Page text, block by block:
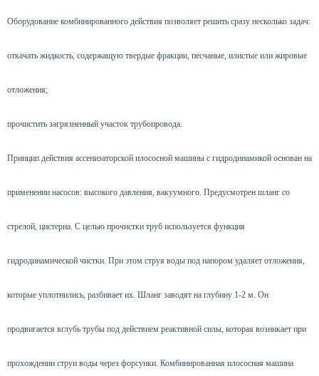
Оборудование комбинированного действия позволяет решить сразу несколько задач:
откачать жидкость, содержащую твердые фракции, песчаные, илистые или жировые
отложения;
прочистить загрязненный участок трубопровода.
Принцип действия ассенизаторской илососной машины с гидродинамикой основан на
применении насосов: высокого давления, вакуумного. Предусмотрен шланг со
стрелой, цистерна. С целью прочистки труб используется функция
гидродинамической чистки. При этом струя воды под напором удаляет отложения,
которые уплотнились, разбивает их. Шланг заводят на глубину 1-2 м. Он
продвигается вглубь трубы под действием реактивной силы, которая возникает при
прохождении струи воды через форсунки. Комбинированная илососная машина